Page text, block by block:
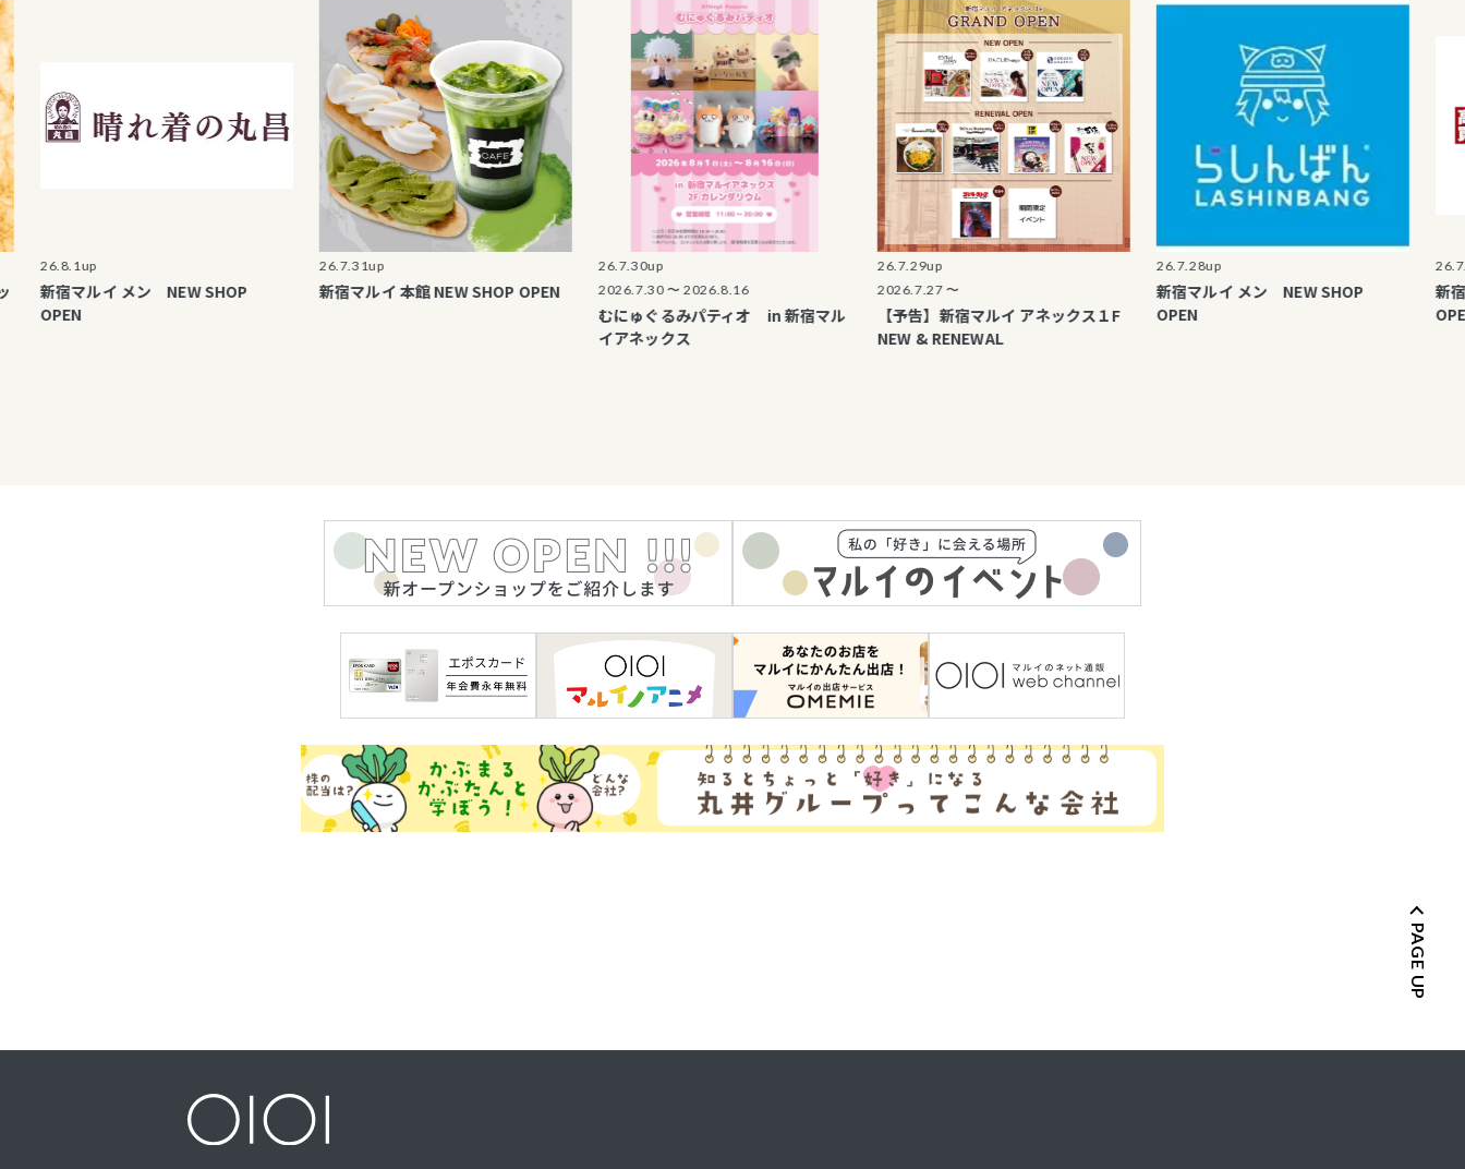
26.8.1up
新宿マルイ メン NEW SHOP
OPEN
26.7.31up
新宿マルイ 本館 NEW SHOP OPEN
26.7.30up
2026.7.30 〜 2026.8.16
むにゅぐるみパティオ in 新宿マル
イアネックス
26.7.29up
2026.7.27 〜
【予告】新宿マルイ アネックス１F
NEW & RENEWAL
26.7.28up
新宿マルイ メン NEW SHOP
OPEN
26.7.28up
新宿マ
OPEN
PAGE UP